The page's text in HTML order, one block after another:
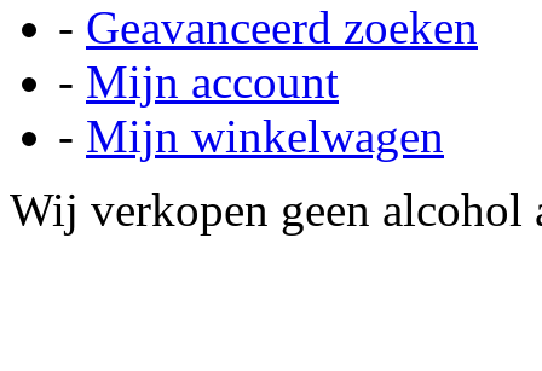
- Geavanceerd zoeken
- Mijn account
- Mijn winkelwagen
Wij verkopen geen alcohol